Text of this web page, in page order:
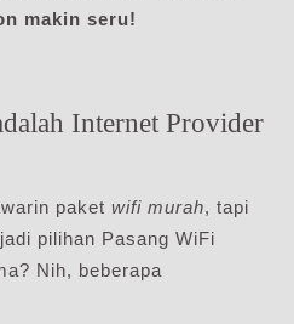
makin seru!
Internet Provider
paket wifi murah, tapi
pilihan Pasang WiFi
Nih, beberapa